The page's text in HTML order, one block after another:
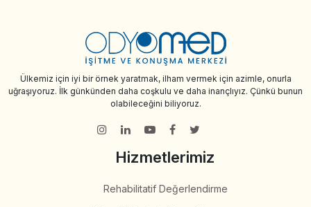
Ülkemiz için iyi bir örnek yaratmak, ilham vermek için azimle, onurla
uğraşıyoruz. İlk günkünden daha coşkulu ve daha inançlıyız. Çünkü bunun
olabileceğini biliyoruz.
Hizmetlerimiz